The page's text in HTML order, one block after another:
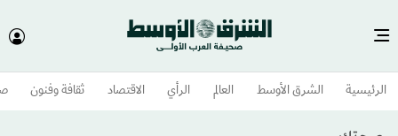
الرئيسية الشرق الأوسط​ العالم الرأي الاقتصاد ثقافة وفنون